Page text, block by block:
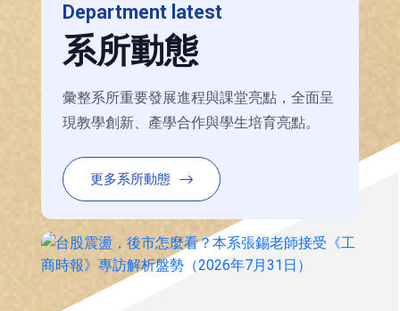
Department latest
系所動態
彙整系所重要發展進程與課堂亮點，全面呈
現教學創新、產學合作與學生培育亮點。
更多系所動態